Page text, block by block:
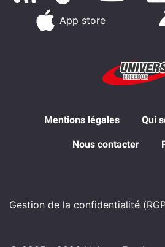
App store
Mentions légales Qui
Nous contacter
Gestion de la confidentialité